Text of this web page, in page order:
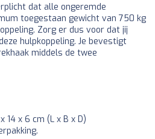
dat alle ongeremde
toegestaan gewicht van 750 kg
Zorg er dus voor dat jij
hulpkoppeling. Je bevestigt
middels de twee
14 x 6 cm (L x B x D)